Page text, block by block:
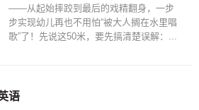
——从起始摔跤到最后的戏精翻身，一步
步实现幼儿再也不用怕“被大人搁在水里唱
歌”了！先说这50米，要先搞清楚误解：...
语